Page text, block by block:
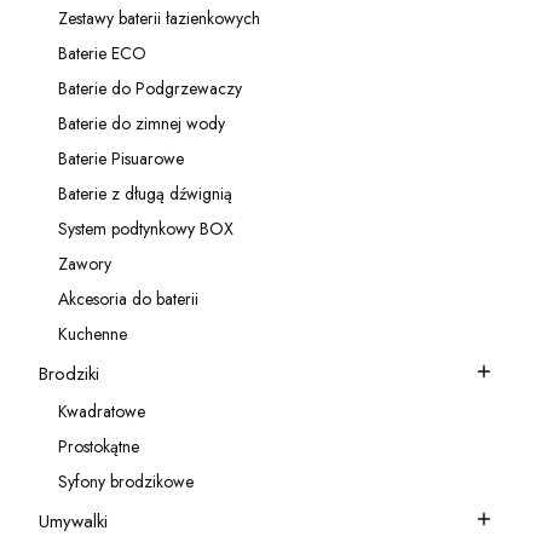
Kategoria - Zestawy baterii łazienkowych
Zestawy baterii łazienkowych
Kategoria - Baterie ECO
Baterie ECO
Kategoria - Baterie do Podgrzewaczy
Baterie do Podgrzewaczy
Kategoria - Baterie do zimnej wody
Baterie do zimnej wody
Kategoria - Baterie Pisuarowe
Baterie Pisuarowe
Kategoria - Baterie z długą dźwignią
Baterie z długą dźwignią
Kategoria - System podtynkowy BOX
System podtynkowy BOX
Kategoria - Zawory
Zawory
Kategoria - Akcesoria do baterii
Akcesoria do baterii
Kategoria - Kuchenne
Kuchenne
Kategoria - Brodziki
Brodziki
Kategoria - Kwadratowe
Kwadratowe
Kategoria - Prostokątne
Prostokątne
Kategoria - Syfony brodzikowe
Syfony brodzikowe
Kategoria - Umywalki
Umywalki